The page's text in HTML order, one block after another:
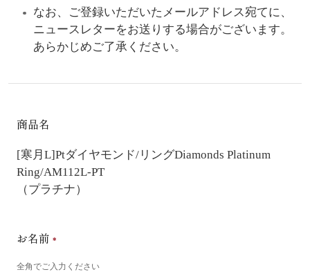
なお、ご登録いただいたメールアドレス宛てに、
ニュースレターをお送りする場合がございます。
あらかじめご了承ください。
商品名
[寒月L]Ptダイヤモンド/リングDiamonds Platinum
Ring/AM112L-PT
（プラチナ）
お名前
全角でご入力ください